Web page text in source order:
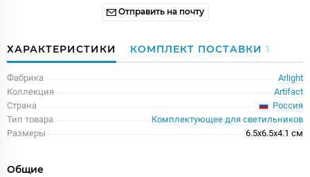
Отправить на почту
ХАРАКТЕРИСТИКИ КОМПЛЕКТ ПОСТАВКИ 1
Фабрика
Arlight
Коллекция
Artifact
Страна
Россия
Тип товара
Комплектующее для светильников
Размеры
6.5x6.5x4.1 см
Общие